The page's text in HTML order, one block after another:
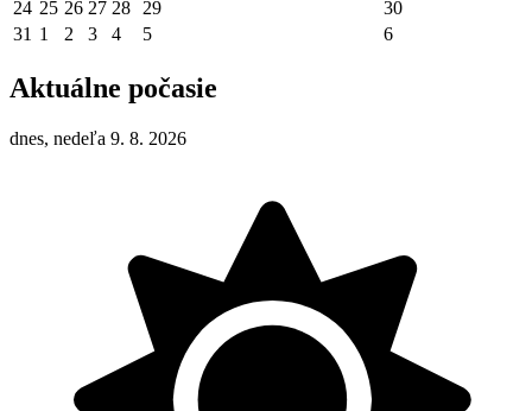
24 25 26 27 28 29
30
31 1 2 3 4 5 6
Aktuálne počasie
dnes, nedeľa 9. 8. 2026